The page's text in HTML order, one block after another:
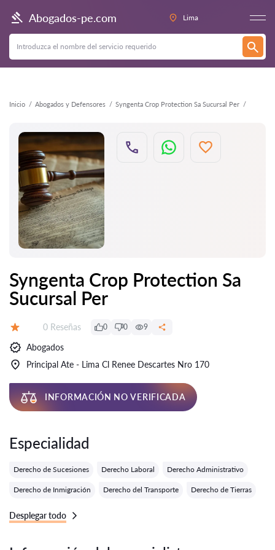
Abogados-pe.com Lima
Inicio Abogados y Defensores Syngenta Crop Protection Sa Sucursal Per
Atrás
Syngenta Crop Protection Sa
Sucursal Per
Número de reseñas:
0 Reseñas 0 0 9
Abogados
Principal Ate - Lima Cl Renee Descartes Nro 170
INFORMACIÓN NO VERIFICADA
Especialidad
Derecho de Sucesiones Derecho Laboral Derecho Administrativo
Derecho de Inmigración Derecho del Transporte Derecho de Tierras
Desplegar todo